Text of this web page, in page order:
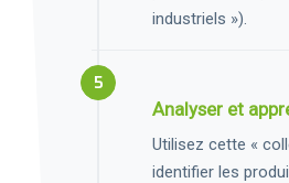
industriels »).
Analyser et
Utilisez cette «
identifier les